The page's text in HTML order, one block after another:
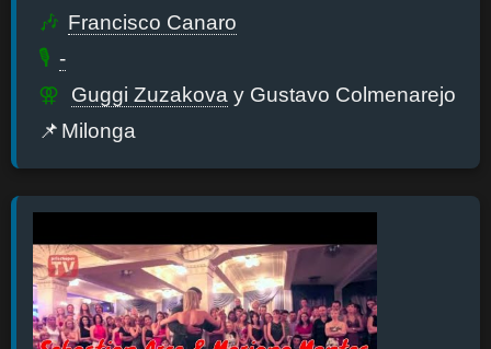
Francisco Canaro
-
Guggi Zuzakova y Gustavo Colmenarejo
Milonga